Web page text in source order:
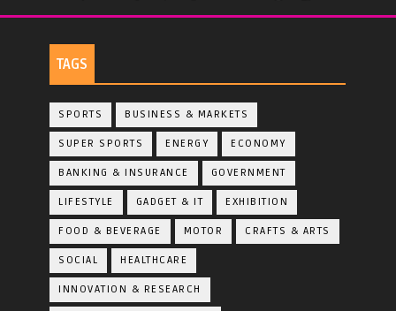
TAGS
SPORTS BUSINESS & MARKETS
SUPER SPORTS ENERGY ECONOMY
BANKING & INSURANCE GOVERNMENT
LIFESTYLE GADGET & IT EXHIBITION
FOOD & BEVERAGE MOTOR CRAFTS & ARTS
SOCIAL HEALTHCARE
INNOVATION & RESEARCH